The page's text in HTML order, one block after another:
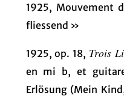
1925, Mouvement
fliessend »
1925, op. 18, Trois
en mi b, et
Erlösung (Mein